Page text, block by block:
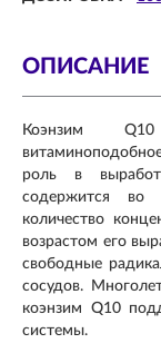
ОПИСАНИЕ
Коэнзим
роль в
содержится во
количество
возрастом его
свободные
сосудов.
коэнзим Q10
системы.